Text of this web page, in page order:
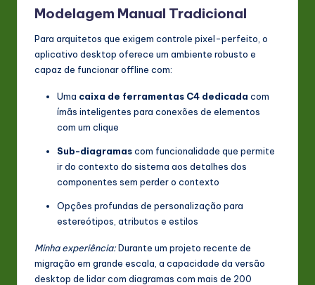
Modelagem Manual Tradicional
Para arquitetos que exigem controle pixel-perfeito, o
aplicativo desktop oferece um ambiente robusto e
capaz de funcionar offline com:
Uma caixa de ferramentas C4 dedicada com
ímãs inteligentes para conexões de elementos
com um clique
Sub-diagramascom funcionalidade que permite
ir do contexto do sistema aos detalhes dos
componentes sem perder o contexto
Opções profundas de personalização para
estereótipos, atributos e estilos
Minha experiência:Durante um projeto recente de
migração em grande escala, a capacidade da versão
desktop de lidar com diagramas com mais de 200